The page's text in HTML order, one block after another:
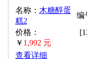
名称： 木糖醇蛋
糕2
编
价格：
￥ 1,992 元
查看详细